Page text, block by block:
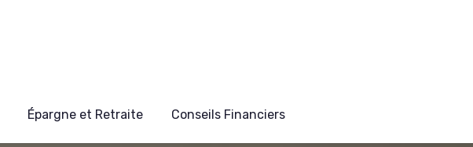
Épargne et Retraite Conseils Financiers